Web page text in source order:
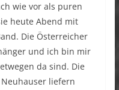
wie vor als puren
heute Abend mit
Die Österreicher
und ich bin mir
da sind. Die
liefern